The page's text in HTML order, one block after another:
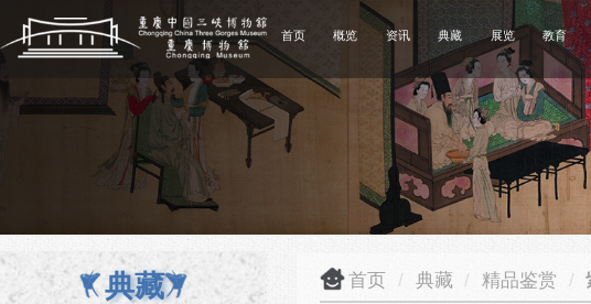
首页 概览 资讯 典藏 展览 教育
典藏 首页 / 典藏 / 精品鉴赏 /